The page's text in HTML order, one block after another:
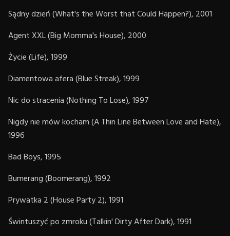
Sądny dzień (What's the Worst that Could Happen?), 2001
Agent XXL (Big Momma's House), 2000
Życie (Life), 1999
Diamentowa afera (Blue Streak), 1999
Nic do stracenia (Nothing To Lose), 1997
Nigdy nie mów kocham (A Thin Line Between Love and Hate),
1996
Bad Boys, 1995
Bumerang (Boomerang), 1992
Prywatka 2 (House Party 2), 1991
Świntuszyć po zmroku (Talkin' Dirty After Dark), 1991